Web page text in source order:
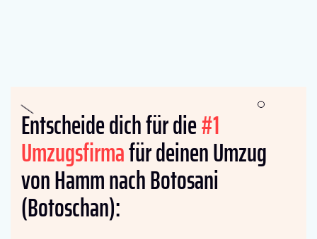
Entscheide dich für die#1
Umzugsfirmafür deinen Umzug
von Hamm nach Botosani
(Botoschan):